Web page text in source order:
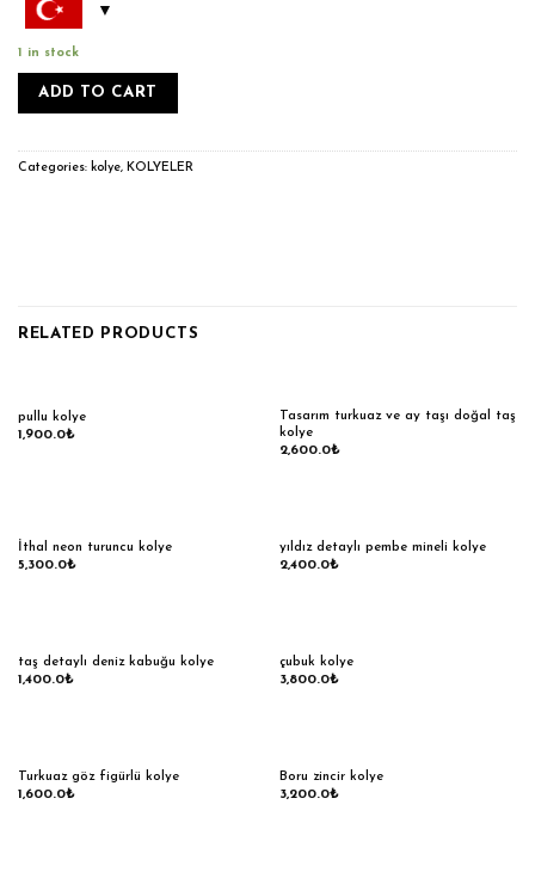
1 in stock
ADD TO CART
Categories: kolye, KOLYELER
RELATED PRODUCTS
pullu kolye
1,900.0₺
Tasarım turkuaz ve ay taşı doğal taş
kolye
2,600.0₺
İthal neon turuncu kolye
5,300.0₺
yıldız detaylı pembe mineli kolye
2,400.0₺
taş detaylı deniz kabuğu kolye
1,400.0₺
çubuk kolye
3,800.0₺
Turkuaz göz figürlü kolye
1,600.0₺
Boru zincir kolye
3,200.0₺